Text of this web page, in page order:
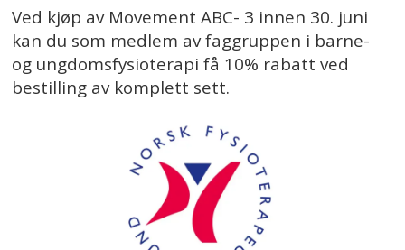
Ved kjøp av Movement ABC- 3 innen 30. juni
kan du som medlem av faggruppen i barne-
og ungdomsfysioterapi få 10% rabatt ved
bestilling av komplett sett.